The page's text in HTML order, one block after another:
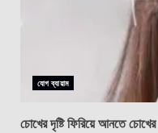
যোগ ব্যায়াম
চোখের দৃষ্টি ফিরিয়ে আনতে চোখের